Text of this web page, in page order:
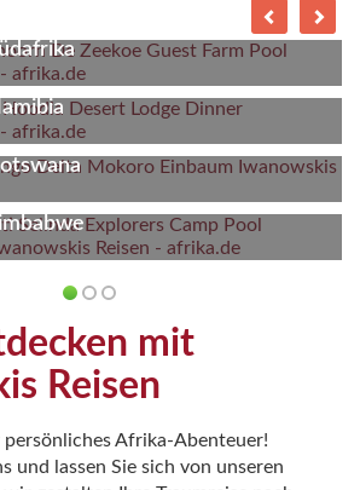
mit
Reisen
Afrika‑Abenteuer!
und lassen Sie sich von unseren